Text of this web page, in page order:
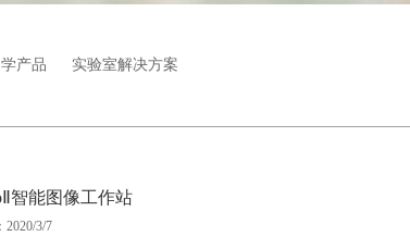
产品 实验室解决方案
智能图像工作站
2020/3/7